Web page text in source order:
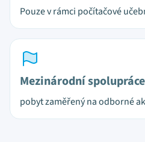
Pouze v rámci počítačové
Mezinárodní spolupráce
pobyt zaměřený na odborné